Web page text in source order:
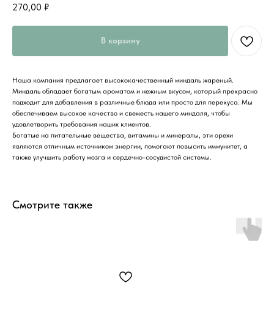
270,00 ₽
В корзину
Наша компания предлагает высококачественный миндаль жареный.
Миндаль обладает богатым ароматом и нежным вкусом, который прекрасно
подходит для добавления в различные блюда или просто для перекуса. Мы
обеспечиваем высокое качество и свежесть нашего миндаля, чтобы
удовлетворить требования наших клиентов.
Богатые на питательные вещества, витамины и минералы, эти орехи
являются отличным источником энергии, помогают повысить иммунитет, а
также улучшить работу мозга и сердечно-сосудистой системы.
Смотрите также